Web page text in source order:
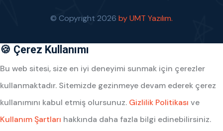
© Copyright 2026 by UMT Yazılım.
🍪 Çerez Kullanımı
Bu web sitesi, size en iyi deneyimi sunmak için çerezler
kullanmaktadır. Sitemizde gezinmeye devam ederek çerez
kullanımını kabul etmiş olursunuz. Gizlilik Politikası ve
Kullanım Şartları hakkında daha fazla bilgi edinebilirsiniz.